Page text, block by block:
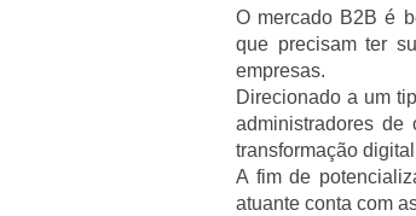
O mercado B2B é
que precisam ter
empresas.
Direcionado a um
administradores
transformação
A fim de
atuante conta com